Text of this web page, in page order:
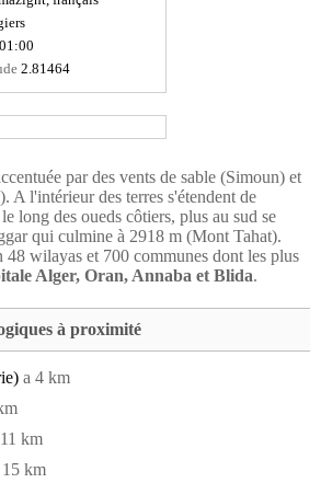
2.81464
par des vents de sable (Simoun) et
A l'intérieur des terres s'étendent de
long des oueds côtiers, plus au sud se
qui culmine à 2918 m (Mont Tahat).
wilayas et 700 communes dont les plus
Alger, Oran, Annaba et Blida.
à proximité
a 4 km
km
15 km